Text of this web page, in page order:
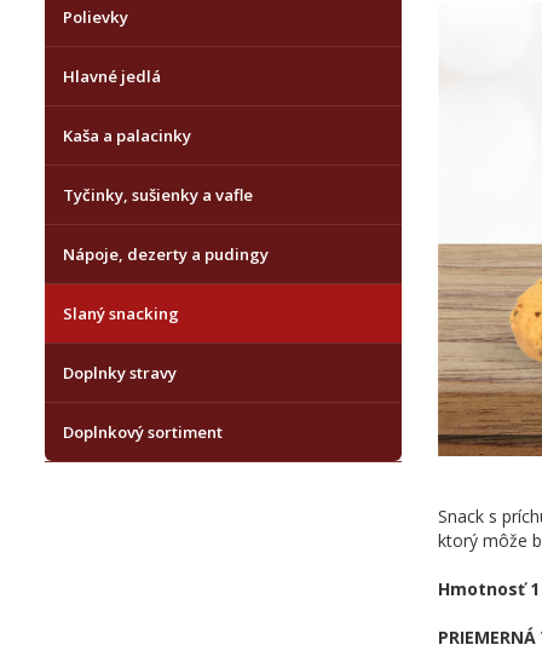
Polievky
Hlavné jedlá
Kaša a palacinky
Tyčinky, sušienky a vafle
Nápoje, dezerty a pudingy
Slaný snacking
Doplnky stravy
Doplnkový sortiment
Snack s
ktorý môže
Hmotnosť